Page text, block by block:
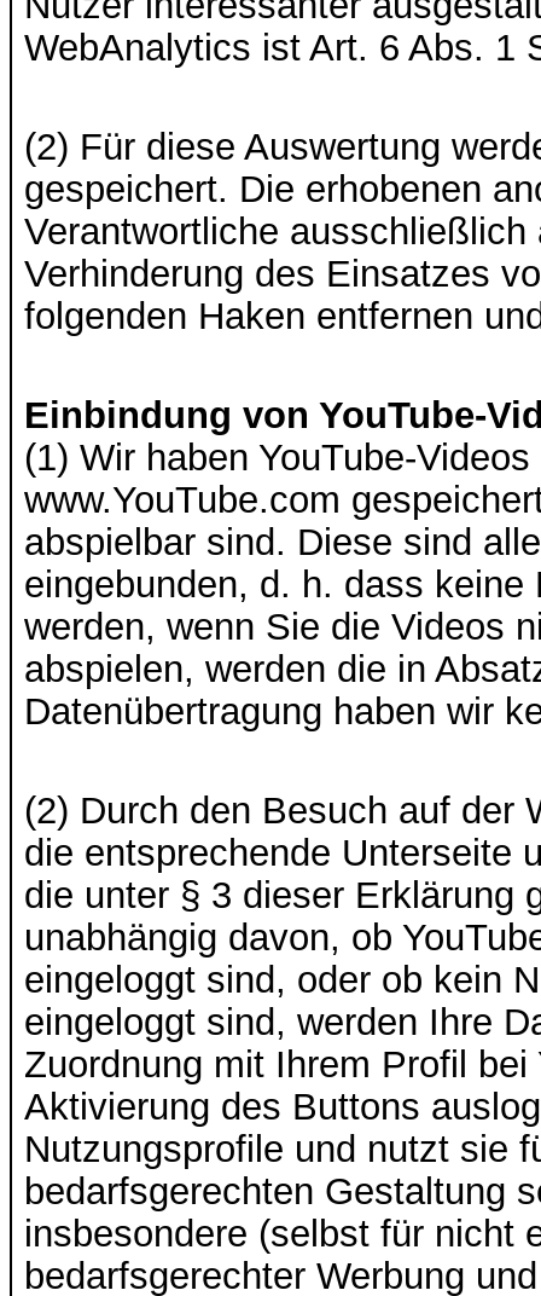
WebAnalytics ist Art. 6 Abs. 1
(2) Für diese Auswertung
gespeichert. Die erhobenen
Verantwortliche
Verhinderung des Einsatzes
folgenden Haken entfernen
Einbindung von YouTube-
(1) Wir haben YouTube-
www.YouTube.com
abspielbar sind. Diese sind
eingebunden, d. h. dass
werden, wenn Sie die Videos
abspielen, werden die in
Datenübertragung haben wir
(2) Durch den Besuch auf der
die entsprechende Unterseite
die unter § 3 dieser Erklärung
unabhängig davon, ob
eingeloggt sind, oder ob kein
eingeloggt sind, werden Ihre
Zuordnung mit Ihrem Profil
Aktivierung des Buttons
Nutzungsprofile und nutzt sie
bedarfsgerechten Gestaltung
insbesondere (selbst für nicht
bedarfsgerechter Werbung